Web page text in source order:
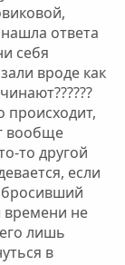
ответа
себя
вроде как
происходит,
вообще
то другой
если
времени не
лишь
в